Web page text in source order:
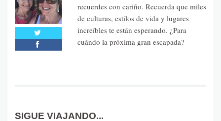
recuerdes con cariño. Recuerda que miles
de culturas, estilos de vida y lugares
increíbles te están esperando. ¿Para
cuándo la próxima gran escapada?
SIGUE VIAJANDO...